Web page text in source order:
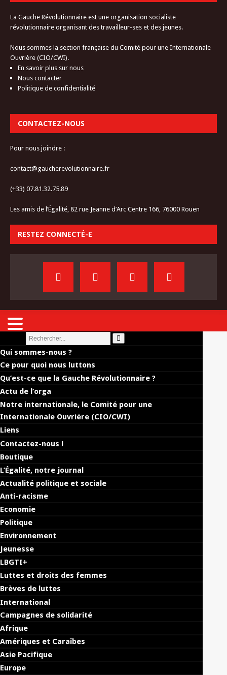
La Gauche Révolutionnaire est une organisation socialiste
révolutionnaire organisant des travailleur-ses et des jeunes.
Nous sommes la section française du Comité pour une Internationale
Ouvrière (CIO/CWI).
En savoir plus sur nous
Nous contacter
Politique de confidentialité
CONTACTEZ-NOUS
Pour nous joindre :
contact@gaucherevolutionnaire.fr
(+33) 07.81.32.75.89
Les amis de l’Égalité, 82 rue Jeanne d’Arc Centre 166, 76000 Rouen
RESTEZ CONNECTÉ-E
Qui sommes-nous ?
Ce pour quoi nous luttons
Qu’est-ce que la Gauche Révolutionnaire ?
Actu de l’orga
Notre internationale, le Comité pour une
Internationale Ouvrière (CIO/CWI)
Liens
Contactez-nous !
Boutique
L’Égalité, notre journal
Actualité politique et sociale
Anti-racisme
Economie
Politique
Environnement
Jeunesse
LBGTI+
Luttes et droits des femmes
Brèves de luttes
International
Campagnes de solidarité
Afrique
Amériques et Caraïbes
Asie Pacifique
Europe